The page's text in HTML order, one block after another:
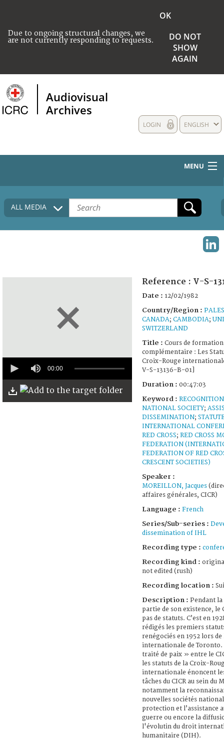
Due to ongoing structural changes, we
are not currently responding to requests.
OK
DO NOT
SHOW
AGAIN
Audiovisual
Archives
ENGLISH
LOGIN
MENU
HOME
COLLECTIONS DESCRIPTION
ALL MEDIA
seconds
minutes,
3
00:00
Reference : V-S-
Date : 12/02/1982
Country/Region :
CANADA; CAMBODIA;
SWITZERLAND
Title : Cours de formation
complémentaire : Les
Croix-Rouge
V-S-13136-B-01]
Duration : 00:47:03
Keyword :
NATIONAL SOCIETY;
DISSEMINATION;
INTERNATIONAL
RED CROSS; RED CROSS
FEDERATION
FEDERATION OF RED
CRESCENT SOCIETIES)
Speaker :
MOREILLON, Jacques
affaires générales, CICR)
Language : French
Series/Sub-series :
dissemination of IHL
Recording type :
Recording kind :
not edited (rush)
Recording location :
Description : Pendant
partie de son existence, le
pas de statuts. C’est en
rédigés les premiers
renégociés en 1952 lors
internationale de Toronto.
traité de paix » entre le
les statuts de la Croix-
internationale énoncent
tâches du CICR au sein du
notamment la
nouvelles sociétés
protection et l’assistance
guerre ou encore la
l'évolutin du droit
humanitaire (DIH).